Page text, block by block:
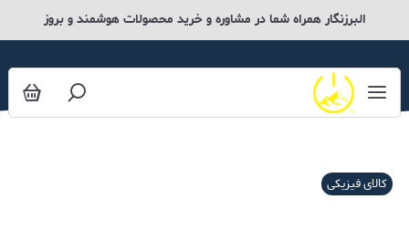
البرزنگار همراه شما در مشاوره و خرید محصولات هوشمند و بروز
کالای فیزیکی